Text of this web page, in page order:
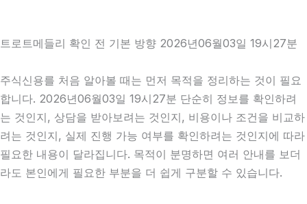
트로트메들리 확인 전 기본 방향 2026년06월03일 19시27분
주식신용를 처음 알아볼 때는 먼저 목적을 정리하는 것이 필요
합니다. 2026년06월03일 19시27분 단순히 정보를 확인하려
는 것인지, 상담을 받아보려는 것인지, 비용이나 조건을 비교하
려는 것인지, 실제 진행 가능 여부를 확인하려는 것인지에 따라
필요한 내용이 달라집니다. 목적이 분명하면 여러 안내를 보더
라도 본인에게 필요한 부분을 더 쉽게 구분할 수 있습니다.